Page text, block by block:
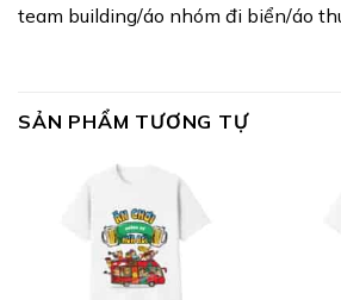
team building/áo nhóm đi biển/áo
SẢN PHẨM TƯƠNG TỰ